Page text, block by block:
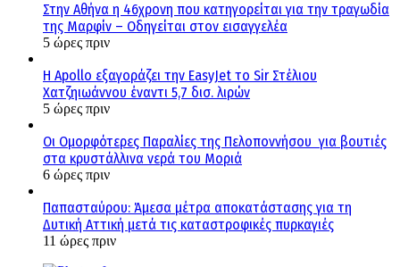
Στην Αθήνα η 46χρονη που κατηγορείται για την τραγωδία
της Μαρφίν – Οδηγείται στον εισαγγελέα
5 ώρες πριν
Η Apollo εξαγοράζει την EasyJet το Sir Στέλιου
Χατζηιωάννου έναντι 5,7 δισ. λιρών
5 ώρες πριν
Οι Ομορφότερες Παραλίες της Πελοποννήσου για βουτιές
στα κρυστάλλινα νερά του Μοριά
6 ώρες πριν
Παπασταύρου: Άμεσα μέτρα αποκατάστασης για τη
Δυτική Αττική μετά τις καταστροφικές πυρκαγιές
11 ώρες πριν